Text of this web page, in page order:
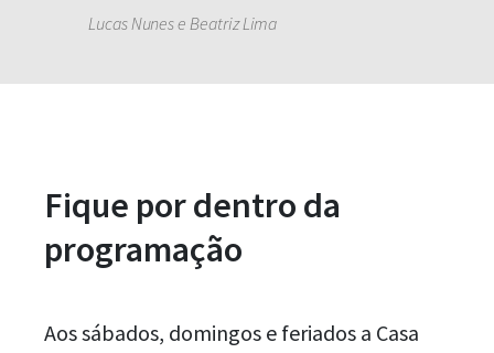
Lucas Nunes e Beatriz Lima
Fique por dentro da
programação
Aos sábados, domingos e feriados a Casa